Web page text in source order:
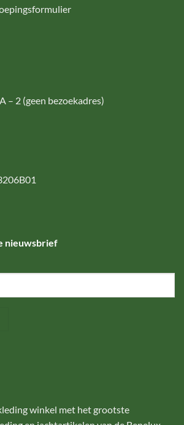
– 2 (geen bezoekadres)
nieuwsbrief
winkel met het grootste